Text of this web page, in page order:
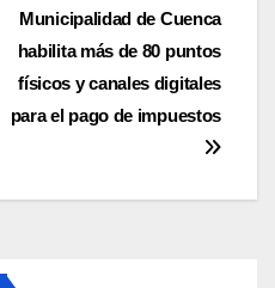
Municipalidad de Cuenca
habilita más de 80 puntos
físicos y canales digitales
para el pago de impuestos